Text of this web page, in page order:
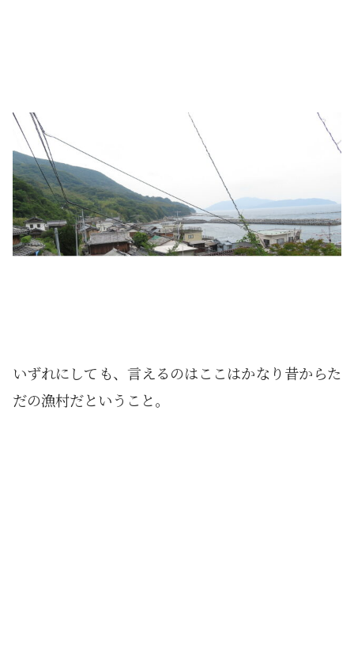
いずれにしても、言えるのはここはかなり昔からた
だの漁村だということ。